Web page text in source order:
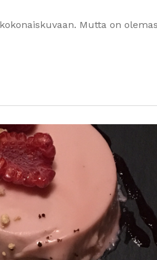
Mutta on